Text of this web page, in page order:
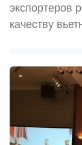
экспортеров
качеству